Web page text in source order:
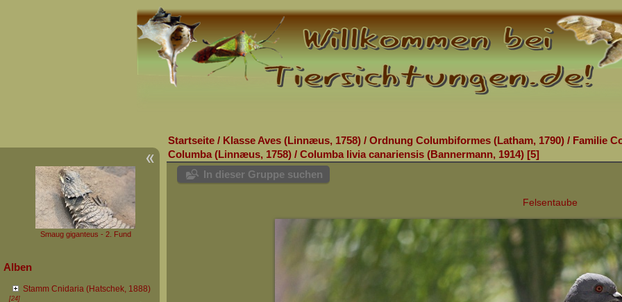
Smaug giganteus - 2. Fund
Alben
Stamm Cnidaria (Hatschek, 1888)
[24]
Startseite / Klasse Aves (Linnæus, 1758) / Ordnung Columbiformes (Latham, 1790) / Familie
Columba (Linnæus, 1758) / Columba livia canariensis (Bannermann, 1914) 5
In dieser Gruppe suchen
Felsentaube